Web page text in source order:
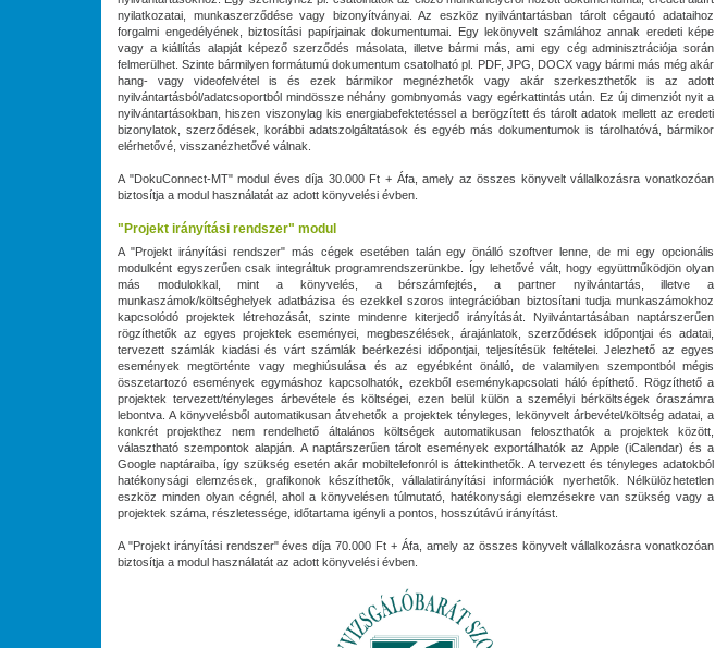
nyilatkozatai, munkaszerződése vagy bizonyítványai. Az eszköz nyilvántartásban tárolt cégautó adataihoz
forgalmi engedélyének, biztosítási papírjainak dokumentumai. Egy lekönyvelt számlához annak eredeti képe
vagy a kiállítás alapját képező szerződés másolata, illetve bármi más, ami egy cég adminisztrációja során
felmerülhet. Szinte bármilyen formátumú dokumentum csatolható pl. PDF, JPG, DOCX vagy bármi más még akár
hang- vagy videofelvétel is és ezek bármikor megnézhetők vagy akár szerkeszthetők is az adott
nyilvántartásból/adatcsoportból mindössze néhány gombnyomás vagy egérkattintás után. Ez új dimenziót nyit a
nyilvántartásokban, hiszen viszonylag kis energiabefektetéssel a berögzített és tárolt adatok mellett az eredeti
bizonylatok, szerződések, korábbi adatszolgáltatások és egyéb más dokumentumok is tárolhatóvá, bármikor
elérhetővé, visszanézhetővé válnak.
A "DokuConnect-MT" modul éves díja 30.000 Ft + Áfa, amely az összes könyvelt vállalkozásra vonatkozóan
biztosítja a modul használatát az adott könyvelési évben.
"Projekt irányítási rendszer" modul
A "Projekt irányítási rendszer" más cégek esetében talán egy önálló szoftver lenne, de mi egy opcionális
modulként egyszerűen csak integráltuk programrendszerünkbe. Így lehetővé vált, hogy együttműködjön olyan
más modulokkal, mint a könyvelés, a bérszámfejtés, a partner nyilvántartás, illetve a
munkaszámok/költséghelyek adatbázisa és ezekkel szoros integrációban biztosítani tudja munkaszámokhoz
kapcsolódó projektek létrehozását, szinte mindenre kiterjedő irányítását. Nyilvántartásában naptárszerűen
rögzíthetők az egyes projektek eseményei, megbeszélések, árajánlatok, szerződések időpontjai és adatai,
tervezett számlák kiadási és várt számlák beérkezési időpontjai, teljesítésük feltételei. Jelezhető az egyes
események megtörténte vagy meghiúsulása és az egyébként önálló, de valamilyen szempontból mégis
összetartozó események egymáshoz kapcsolhatók, ezekből eseménykapcsolati háló építhető. Rögzíthető a
projektek tervezett/tényleges árbevétele és költségei, ezen belül külön a személyi bérköltségek óraszámra
lebontva. A könyvelésből automatikusan átvehetők a projektek tényleges, lekönyvelt árbevétel/költség adatai, a
konkrét projekthez nem rendelhető általános költségek automatikusan feloszthatók a projektek között,
választható szempontok alapján. A naptárszerűen tárolt események exportálhatók az Apple (iCalendar) és a
Google naptáraiba, így szükség esetén akár mobiltelefonról is áttekinthetők. A tervezett és tényleges adatokból
hatékonysági elemzések, grafikonok készíthetők, vállalatirányítási információk nyerhetők. Nélkülözhetetlen
eszköz minden olyan cégnél, ahol a könyvelésen túlmutató, hatékonysági elemzésekre van szükség vagy a
projektek száma, részletessége, időtartama igényli a pontos, hosszútávú irányítást.
A "Projekt irányítási rendszer" éves díja 70.000 Ft + Áfa, amely az összes könyvelt vállalkozásra vonatkozóan
biztosítja a modul használatát az adott könyvelési évben.